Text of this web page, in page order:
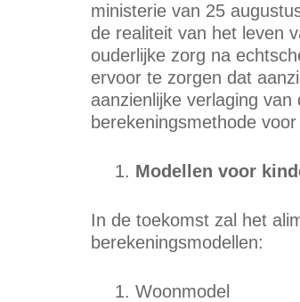
ministerie van 25
de realiteit van het leven
ouderlijke zorg na
ervoor te zorgen dat
aanzienlijke verlaging
berekeningsmethode
Modellen voor
In de toekomst zal het
berekeningsmodellen:
Woonmodel